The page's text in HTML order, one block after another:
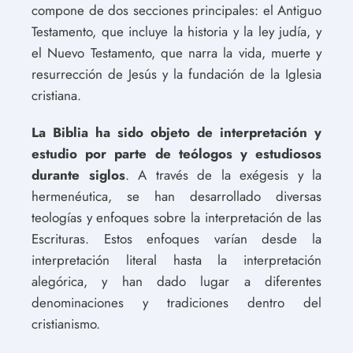
compone de dos secciones principales: el Antiguo
Testamento, que incluye la historia y la ley judía, y
el Nuevo Testamento, que narra la vida, muerte y
resurrección de Jesús y la fundación de la Iglesia
cristiana.
La Biblia ha sido objeto de interpretación y
estudio por parte de teólogos y estudiosos
durante siglos. A través de la exégesis y la
hermenéutica, se han desarrollado diversas
teologías y enfoques sobre la interpretación de las
Escrituras. Estos enfoques varían desde la
interpretación literal hasta la interpretación
alegórica, y han dado lugar a diferentes
denominaciones y tradiciones dentro del
cristianismo.